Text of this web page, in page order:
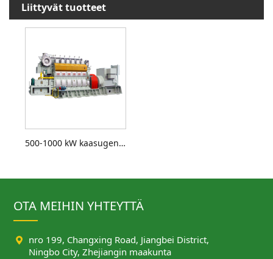
Liittyvät tuotteet
500-1000 kW kaasugeneraattorisarja
OTA MEIHIN YHTEYTTÄ
 nro 199, Changxing Road, Jiangbei District,
Ningbo City, Zhejiangin maakunta